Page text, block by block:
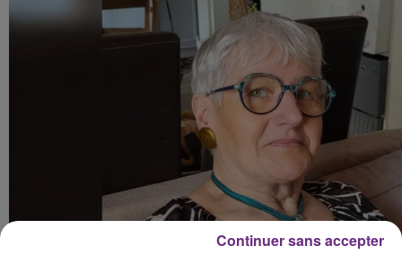
Continuer sans accepter